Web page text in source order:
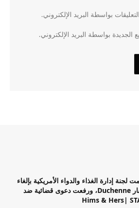
بواسطة البريد الإلكتروني.
الجديدة بواسطة البريد الإلكتروني.
لجنة إدارة الغذاء والدواء الأمريكية بإلغاء
عقار Duchenne، ورفعت دعوى قضائية ضد
Hims & Hers|